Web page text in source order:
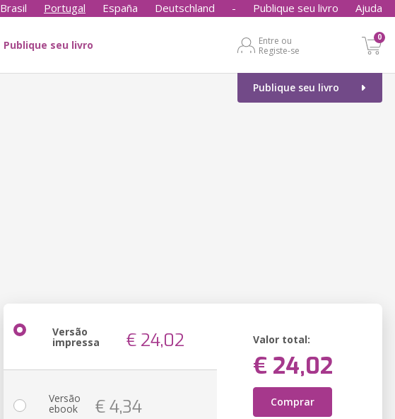
Brasil Portugal España Deutschland - Publique seu livro Ajuda
Publique seu livro
Entre ou
Registe-se
0
Publique seu livro
Versão
impressa € 24,02 Valor total:
€ 24,02
Comprar
Versão
ebook € 4,34